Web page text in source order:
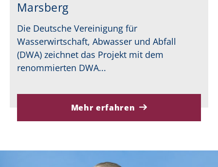
Marsberg
Die Deutsche Vereinigung für
Wasserwirtschaft, Abwasser und Abfall
(DWA) zeichnet das Projekt mit dem
renommierten DWA...
Mehr erfahren